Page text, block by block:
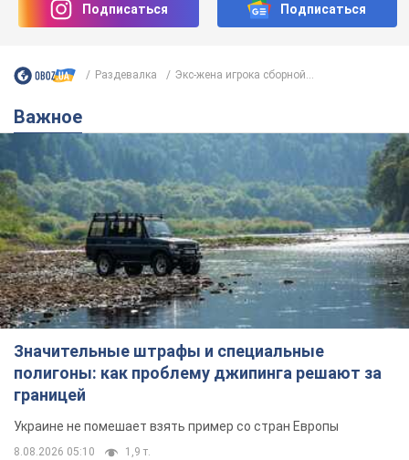
Подписаться Подписаться
Раздевалка Экс-жена игрока сборной...
Важное
Значительные штрафы и специальные
полигоны: как проблему джипинга решают за
границей
Украине не помешает взять пример со стран Европы
8.08.2026 05:10 1,9 т.